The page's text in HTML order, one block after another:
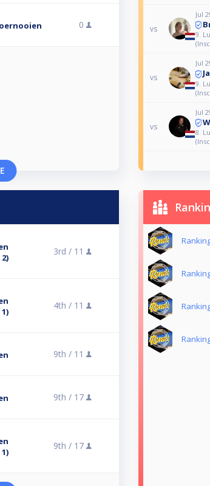
0 vs
Jul
9.
vs
Jul
9.
vs
Jul
8.
3rd / 11
4th / 11
9th / 11
9th / 17
9th / 17